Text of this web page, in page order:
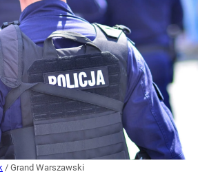
/ Grand Warszawski